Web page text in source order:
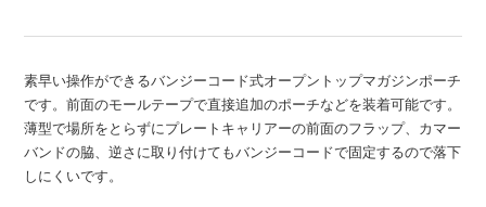
素早い操作ができるバンジーコード式オープントップマガジンポーチ
です。前面のモールテープで直接追加のポーチなどを装着可能です。
薄型で場所をとらずにプレートキャリアーの前面のフラップ、カマー
バンドの脇、逆さに取り付けてもバンジーコードで固定するので落下
しにくいです。